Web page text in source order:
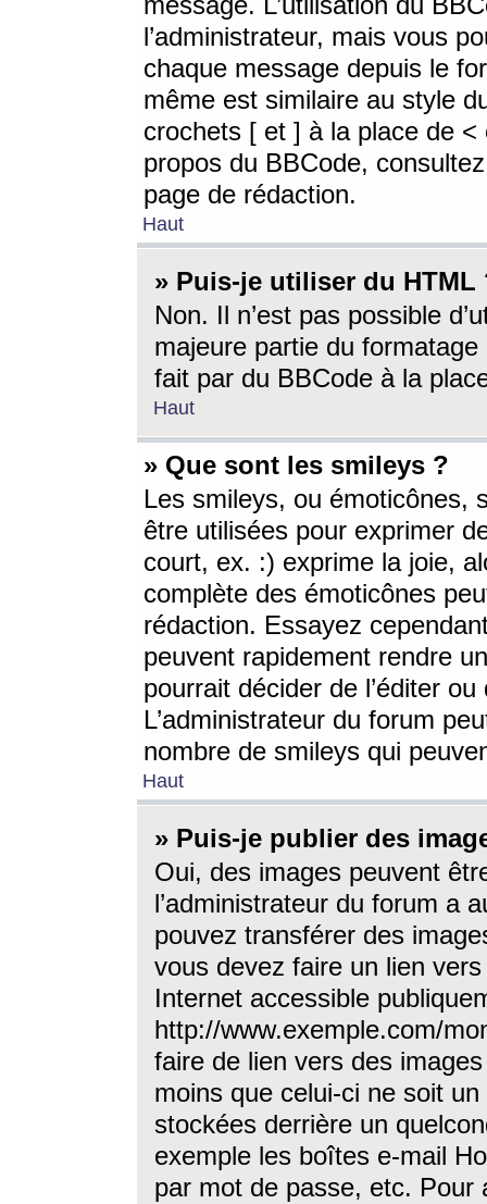
l’administrateur, mais vous
chaque message depuis le
même est similaire au style
crochets [ et ] à la place de <
propos du BBCode,
page de rédaction.
Haut
» Puis-je utiliser du HTML
Non. Il n’est pas possible
majeure partie du
fait par du BBCode à la
Haut
» Que sont les smileys ?
Les smileys, ou émoticônes,
être utilisées pour exprimer
court, ex. :) exprime la joie,
complète des émoticônes
rédaction. Essayez
peuvent rapidement rendre
pourrait décider de l’éditer
L’administrateur du forum
nombre de smileys qui
Haut
» Puis-je publier des
Oui, des images peuvent
l’administrateur du forum a
pouvez transférer des
vous devez faire un lien
Internet accessible
http://www.exemple.com/
faire de lien vers des
moins que celui-ci ne soit
stockées derrière un
exemple les boîtes e-mail
par mot de passe, etc. Pour